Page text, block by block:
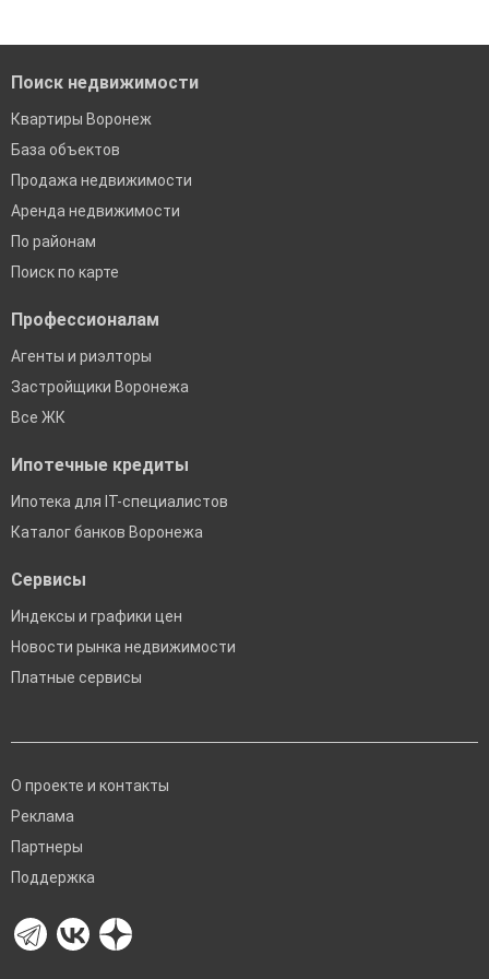
Поиск недвижимости
Квартиры Воронеж
База объектов
Продажа недвижимости
Аренда недвижимости
По районам
Поиск по карте
Профессионалам
Агенты и риэлторы
Застройщики Воронежа
Все ЖК
Ипотечные кредиты
Ипотека для IT-специалистов
Каталог банков Воронежа
Сервисы
Индексы и графики цен
Новости рынка недвижимости
Платные сервисы
О проекте и контакты
Реклама
Партнеры
Поддержка